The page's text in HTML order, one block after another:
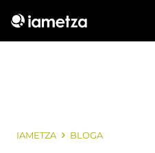
IAMETZA BLOGA